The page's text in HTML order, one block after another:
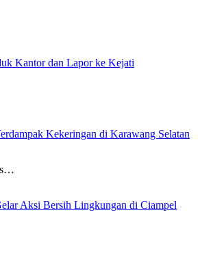
Kantor dan Lapor ke Kejati
Kekeringan di Karawang Selatan
Aksi Bersih Lingkungan di Ciampel